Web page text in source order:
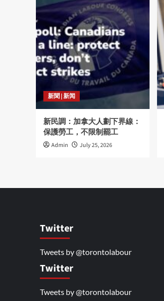
新聞 | 新闻
新民調：加拿大人劃下界線：
保護勞工，不限制罷工
Admin July 25, 2026
Twitter
Tweets by @torontolabour
Twitter
Tweets by @torontolabour